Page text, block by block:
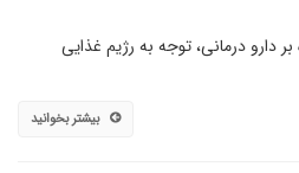
دارو درمانی، توجه به رژیم غذایی
بیشتر بخوانید